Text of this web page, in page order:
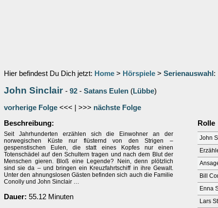
Hier befindest Du Dich jetzt: Home > Hörspiele > Serienauswahl :
John Sinclair - 92 - Satans Eulen (Lübbe)
vorherige Folge <<< | >>> nächste Folge
Beschreibung:
Seit Jahrhunderten erzählen sich die Einwohner an der
norwegischen Küste nur flüsternd von den Strigen –
gespenstischen Eulen, die statt eines Kopfes nur einen
Totenschädel auf den Schultern tragen und nach dem Blut der
Menschen gieren. Bloß eine Legende? Nein, denn plötzlich
sind sie da – und bringen ein Kreuzfahrtschiff in ihre Gewalt.
Unter den ahnungslosen Gästen befinden sich auch die Familie
Conolly und John Sinclair …
Dauer: 55.12 Minuten
Rolle
John
Bill
Enna
Lars